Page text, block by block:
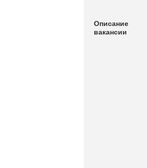
Описание
вакансии